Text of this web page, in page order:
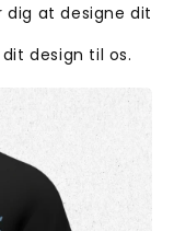
dig at designe dit
design til os.